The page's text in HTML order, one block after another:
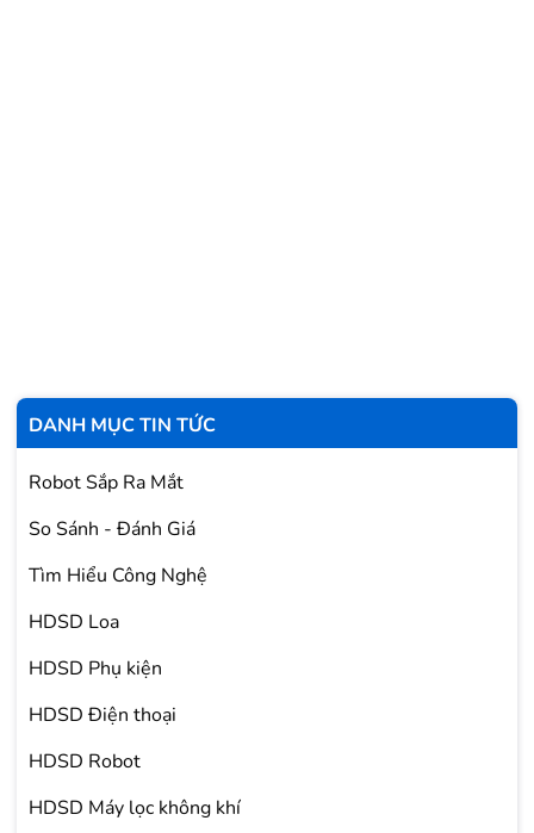
DANH MỤC TIN TỨC
Robot Sắp Ra Mắt
So Sánh - Đánh Giá
Tìm Hiểu Công Nghệ
HDSD Loa
HDSD Phụ kiện
HDSD Điện thoại
HDSD Robot
HDSD Máy lọc không khí